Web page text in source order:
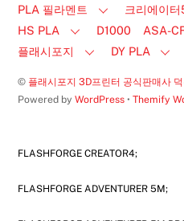
PLA 필라멘트
크리에이터
HS PLA
D1000 ASA-
플래시포지
DY PLA
© 플래시포지 3D프린터 공식판매사
Powered byWordPress •Themify
FLASHFORGE CREATOR4;
FLASHFORGE ADVENTURER 5M;